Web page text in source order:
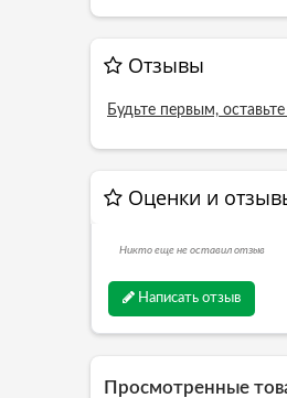
Отзывы
Будьте первым,
Оценки и
Никто еще не оставил отзыв
Написать отзыв
Просмотренные